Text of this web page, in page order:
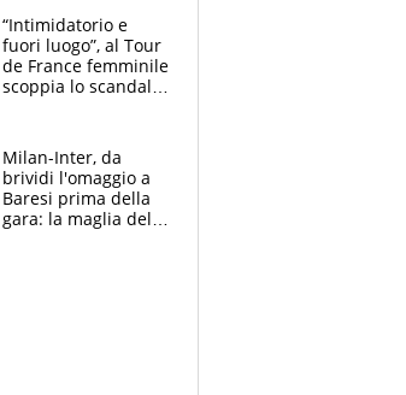
ancora, la porta
inviolata
“Intimidatorio e
fuori luogo”, al Tour
de France femminile
scoppia lo scandalo:
atlete
Milan-Inter, da
brividi l'omaggio a
Baresi prima della
gara: la maglia del